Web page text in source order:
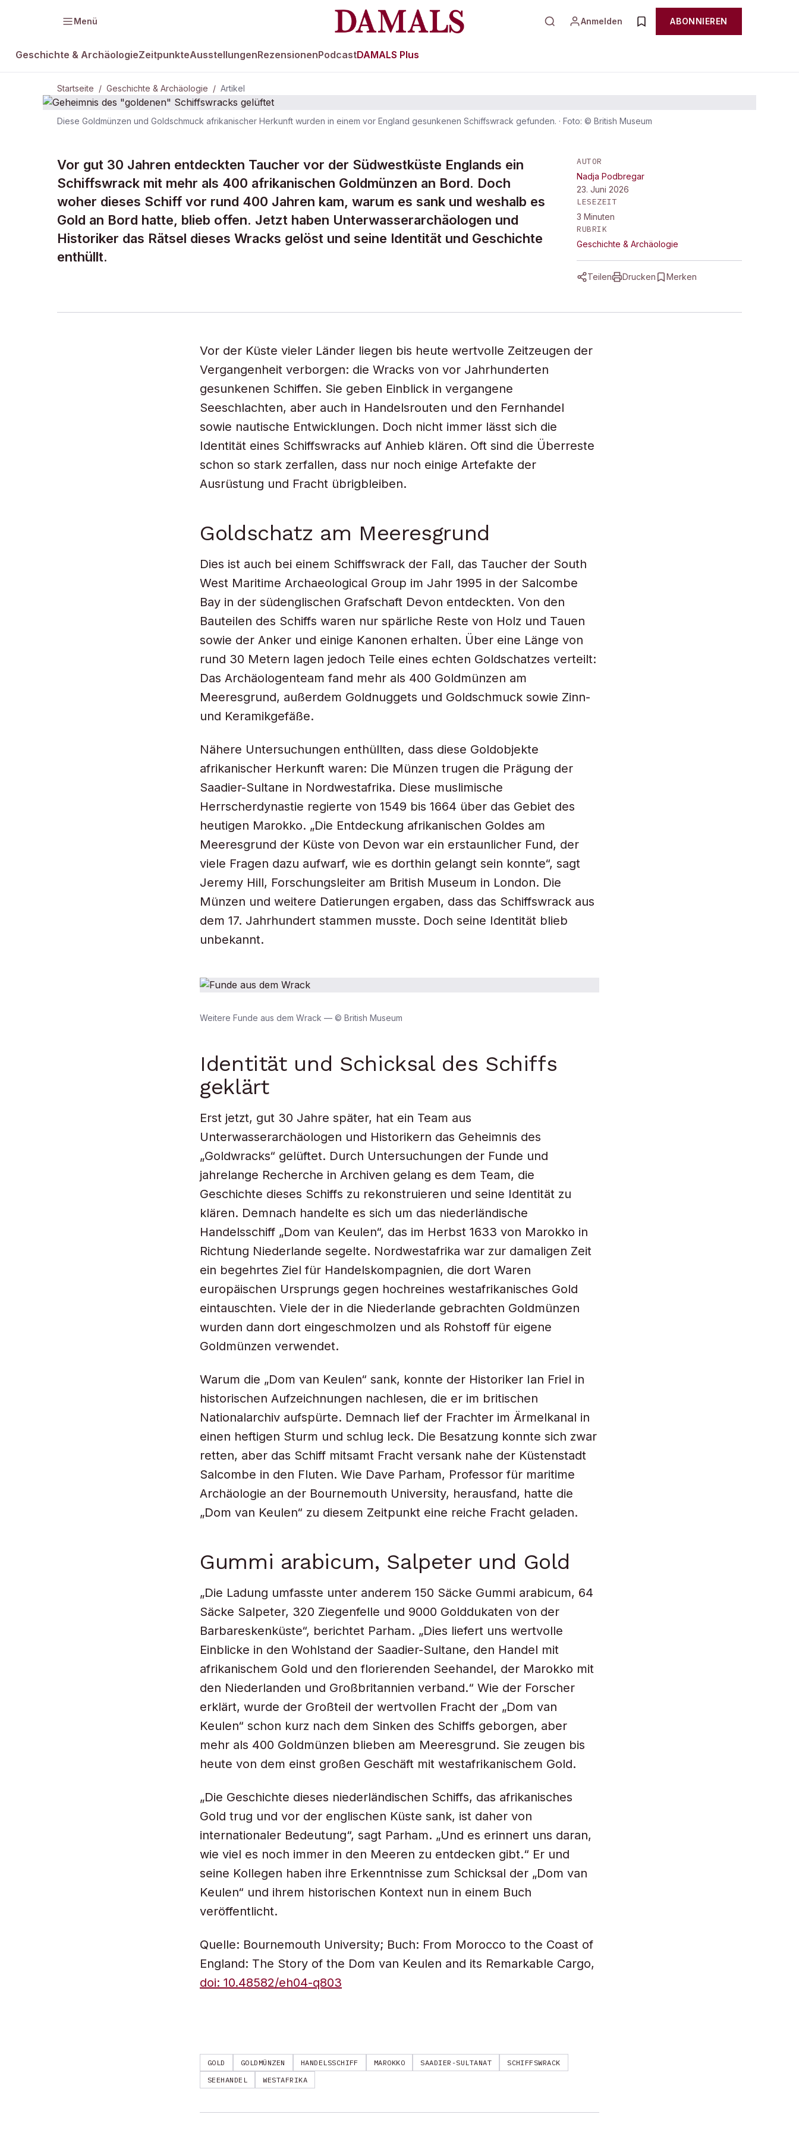
Menü Anmelden ABONNIEREN
Geschichte & ArchäologieZeitpunkteAusstellungenRezensionenPodcastDAMALS Plus
Startseite / Geschichte & Archäologie / Artikel
Geheimnis des "goldenen"
Schiffswracks gelüftet
Diese Goldmünzen und Goldschmuck afrikanischer Herkunft wurden in einem vor England gesunkenen Schiffswrack gefunden. · Foto: © British Museum
Vor gut 30 Jahren entdeckten Taucher vor der Südwestküste Englands ein
Schiffswrack mit mehr als 400 afrikanischen Goldmünzen an Bord. Doch
woher dieses Schiff vor rund 400 Jahren kam, warum es sank und weshalb es
Gold an Bord hatte, blieb offen. Jetzt haben Unterwasserarchäologen und
Historiker das Rätsel dieses Wracks gelöst und seine Identität und Geschichte
enthüllt.
AUTOR
Nadja Podbregar
23. Juni 2026
LESEZEIT
3 Minuten
RUBRIK
Geschichte & Archäologie
Teilen Drucken Merken
Vor der Küste vieler Länder liegen bis heute wertvolle Zeitzeugen der
Vergangenheit verborgen: die Wracks von vor Jahrhunderten
gesunkenen Schiffen. Sie geben Einblick in vergangene
Seeschlachten, aber auch in Handelsrouten und den Fernhandel
sowie nautische Entwicklungen. Doch nicht immer lässt sich die
Identität eines Schiffswracks auf Anhieb klären. Oft sind die Überreste
schon so stark zerfallen, dass nur noch einige Artefakte der
Ausrüstung und Fracht übrigbleiben.
Goldschatz am Meeresgrund
Dies ist auch bei einem Schiffswrack der Fall, das Taucher der South
West Maritime Archaeological Group im Jahr 1995 in der Salcombe
Bay in der südenglischen Grafschaft Devon entdeckten. Von den
Bauteilen des Schiffs waren nur spärliche Reste von Holz und Tauen
sowie der Anker und einige Kanonen erhalten. Über eine Länge von
rund 30 Metern lagen jedoch Teile eines echten Goldschatzes verteilt:
Das Archäologenteam fand mehr als 400 Goldmünzen am
Meeresgrund, außerdem Goldnuggets und Goldschmuck sowie Zinn-
und Keramikgefäße.
Nähere Untersuchungen enthüllten, dass diese Goldobjekte
afrikanischer Herkunft waren: Die Münzen trugen die Prägung der
Saadier-Sultane in Nordwestafrika. Diese muslimische
Herrscherdynastie regierte von 1549 bis 1664 über das Gebiet des
heutigen Marokko. „Die Entdeckung afrikanischen Goldes am
Meeresgrund der Küste von Devon war ein erstaunlicher Fund, der
viele Fragen dazu aufwarf, wie es dorthin gelangt sein konnte“, sagt
Jeremy Hill, Forschungsleiter am British Museum in London. Die
Münzen und weitere Datierungen ergaben, dass das Schiffswrack aus
dem 17. Jahrhundert stammen musste. Doch seine Identität blieb
unbekannt.
Weitere Funde aus dem Wrack — © British Museum
Identität und Schicksal des Schiffs
geklärt
Erst jetzt, gut 30 Jahre später, hat ein Team aus
Unterwasserarchäologen und Historikern das Geheimnis des
„Goldwracks“ gelüftet. Durch Untersuchungen der Funde und
jahrelange Recherche in Archiven gelang es dem Team, die
Geschichte dieses Schiffs zu rekonstruieren und seine Identität zu
klären. Demnach handelte es sich um das niederländische
Handelsschiff „Dom van Keulen“, das im Herbst 1633 von Marokko in
Richtung Niederlande segelte. Nordwestafrika war zur damaligen Zeit
ein begehrtes Ziel für Handelskompagnien, die dort Waren
europäischen Ursprungs gegen hochreines westafrikanisches Gold
eintauschten. Viele der in die Niederlande gebrachten Goldmünzen
wurden dann dort eingeschmolzen und als Rohstoff für eigene
Goldmünzen verwendet.
Warum die „Dom van Keulen“ sank, konnte der Historiker Ian Friel in
historischen Aufzeichnungen nachlesen, die er im britischen
Nationalarchiv aufspürte. Demnach lief der Frachter im Ärmelkanal in
einen heftigen Sturm und schlug leck. Die Besatzung konnte sich zwar
retten, aber das Schiff mitsamt Fracht versank nahe der Küstenstadt
Salcombe in den Fluten. Wie Dave Parham, Professor für maritime
Archäologie an der Bournemouth University, herausfand, hatte die
„Dom van Keulen“ zu diesem Zeitpunkt eine reiche Fracht geladen.
Gummi arabicum, Salpeter und Gold
„Die Ladung umfasste unter anderem 150 Säcke Gummi arabicum, 64
Säcke Salpeter, 320 Ziegenfelle und 9000 Golddukaten von der
Barbareskenküste“, berichtet Parham. „Dies liefert uns wertvolle
Einblicke in den Wohlstand der Saadier-Sultane, den Handel mit
afrikanischem Gold und den florierenden Seehandel, der Marokko mit
den Niederlanden und Großbritannien verband.“ Wie der Forscher
erklärt, wurde der Großteil der wertvollen Fracht der „Dom van
Keulen“ schon kurz nach dem Sinken des Schiffs geborgen, aber
mehr als 400 Goldmünzen blieben am Meeresgrund. Sie zeugen bis
heute von dem einst großen Geschäft mit westafrikanischem Gold.
„Die Geschichte dieses niederländischen Schiffs, das afrikanisches
Gold trug und vor der englischen Küste sank, ist daher von
internationaler Bedeutung“, sagt Parham. „Und es erinnert uns daran,
wie viel es noch immer in den Meeren zu entdecken gibt.“ Er und
seine Kollegen haben ihre Erkenntnisse zum Schicksal der „Dom van
Keulen“ und ihrem historischen Kontext nun in einem Buch
veröffentlicht.
Quelle: Bournemouth University; Buch: From Morocco to the Coast of
England: The Story of the Dom van Keulen and its Remarkable Cargo,
doi: 10.48582/eh04-q803
GOLD GOLDMÜNZEN HANDELSSCHIFF MAROKKO SAADIER-SULTANAT
SCHIFFSWRACK
SEEHANDEL
WESTAFRIKA